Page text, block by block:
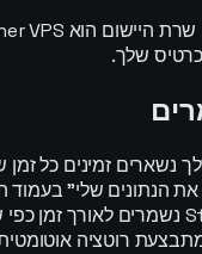
שלך.
נשארים זמינים כל
שלי" בעמוד